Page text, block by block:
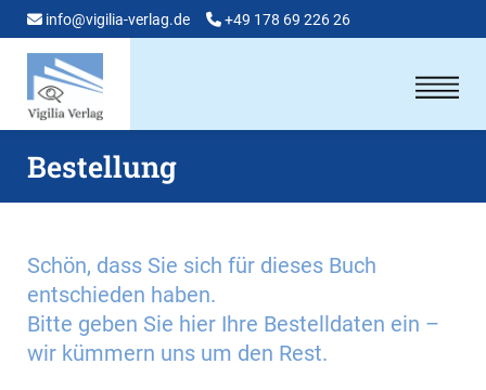
info@vigilia-verlag.de +49 178 69 226 26
Bestellung
Schön, dass Sie sich für dieses Buch
entschieden haben.
Bitte geben Sie hier Ihre Bestelldaten ein –
wir kümmern uns um den Rest.